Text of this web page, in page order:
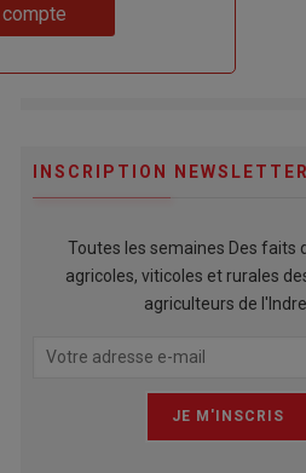
INSCRIPTION NEWSLETTER
Toutes les semaines Des faits
agricoles, viticoles et rurales
agriculteurs de l'Indre.